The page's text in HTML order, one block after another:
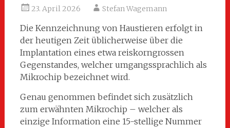
23. April 2026 Stefan Wagemann
Die Kennzeichnung von Haustieren erfolgt in
der heutigen Zeit üblicherweise über die
Implantation eines etwa reiskorngrossen
Gegenstandes, welcher umgangssprachlich als
Mikrochip bezeichnet wird.
Genau genommen befindet sich zusätzlich
zum erwähnten Mikrochip – welcher als
einzige Information eine 15-stellige Nummer